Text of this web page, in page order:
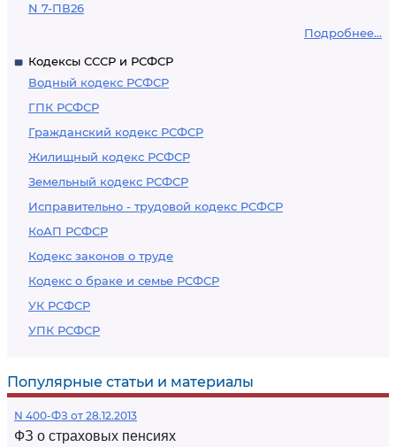
N 7-ПВ26
Подробнее...
Кодексы СССР и РСФСР
Водный кодекс РСФСР
ГПК РСФСР
Гражданский кодекс РСФСР
Жилищный кодекс РСФСР
Земельный кодекс РСФСР
Исправительно - трудовой кодекс РСФСР
КоАП РСФСР
Кодекс законов о труде
Кодекс о браке и семье РСФСР
УК РСФСР
УПК РСФСР
Популярные статьи и материалы
N 400-ФЗ от 28.12.2013
ФЗ о страховых пенсиях